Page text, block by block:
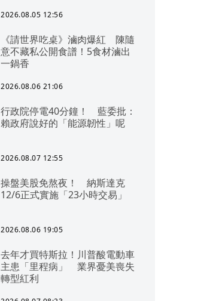
2026.08.05 12:56
《請世界吃桌》滷肉爆紅 陳隨
意不藏私公開食譜！5食材滷出
一鍋香
2026.08.06 21:06
行政院停電40分鐘！ 藍委批：
賴政府說好的「能源韌性」呢
2026.08.07 12:55
操盤美股免熬夜！ 納斯達克
12/6正式實施「23小時交易」
2026.08.06 19:05
去年才買特斯拉！川普酸電動車
主患「里程病」 業界憂美喪失
轉型紅利